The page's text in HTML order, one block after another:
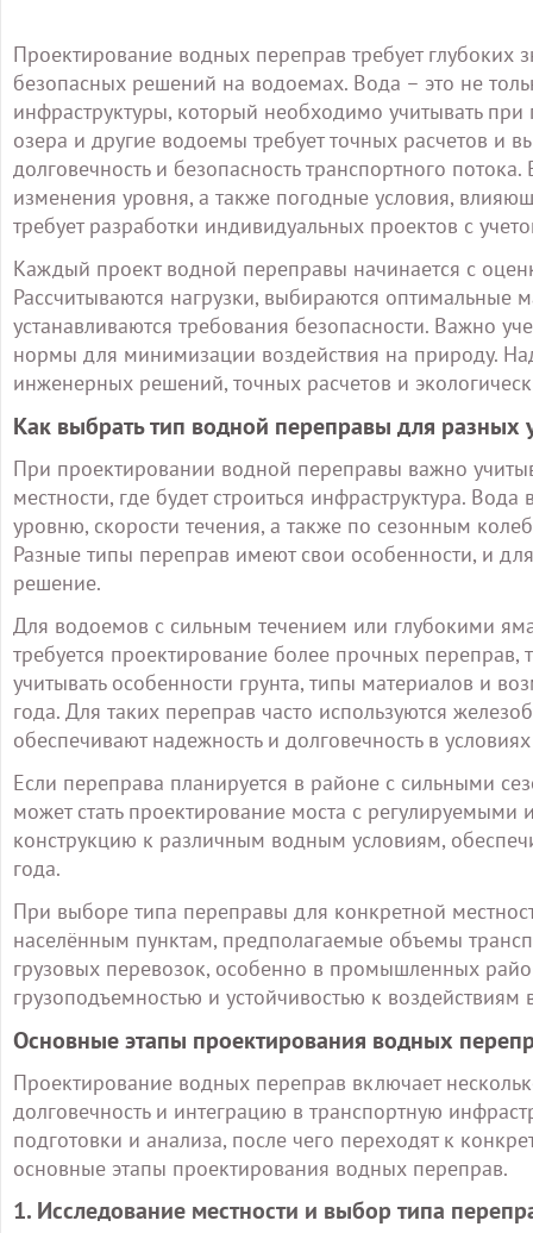
Проектирование водных переправ требует глубоких
безопасных решений на водоемах. Вода – это не
инфраструктуры, который необходимо учитывать
озера и другие водоемы требует точных расчетов и
долговечность и безопасность транспортного
изменения уровня, а также погодные условия,
требует разработки индивидуальных проектов с
Каждый проект водной переправы начинается с
Рассчитываются нагрузки, выбираются оптимальные
устанавливаются требования безопасности. Важно
нормы для минимизации воздействия на природу.
инженерных решений, точных расчетов и
Как выбрать тип водной переправы для разных
При проектировании водной переправы важно
местности, где будет строиться инфраструктура.
уровню, скорости течения, а также по сезонным
Разные типы переправ имеют свои особенности, и
решение.
Для водоемов с сильным течением или глубокими
требуется проектирование более прочных
учитывать особенности грунта, типы материалов и
года. Для таких переправ часто используются
обеспечивают надежность и долговечность в
Если переправа планируется в районе с сильными
может стать проектирование моста с
конструкцию к различным водным условиям,
года.
При выборе типа переправы для конкретной
населённым пунктам, предполагаемые объемы
грузовых перевозок, особенно в промышленных
грузоподъемностью и устойчивостью к
Основные этапы проектирования водных
Проектирование водных переправ включает
долговечность и интеграцию в транспортную
подготовки и анализа, после чего переходят к
основные этапы проектирования водных переправ.
1. Исследование местности и выбор типа